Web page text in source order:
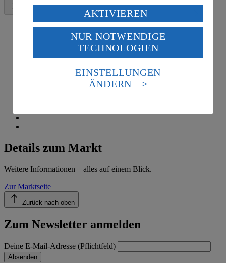
Details zum Markt
Weitere Informationen – alles auf einem Blick.
Zur Marktseite
Zurück nach oben
Zum Newsletter anmelden
Deine E-Mail-Adresse (Pflichtfeld)
Absenden
Verarbeitung deiner personenbezogenen Daten in den
USA durch Facebook und YouTube:
Wenn du auf „Aktivieren“ klickst, willigst du im Sinne
des Art. 49 Abs. 1 Satz 1 lit. a) DSGVO ein, dass deine
Daten in den USA verarbeitet werden. Der EuGH sieht
die USA als Land mit einem nach europäischen
Standards nicht angemessenen Datenschutzniveau an.
Es besteht das Risiko eines Zugriffs durch US-
Informationen zum Herausgeber der Seite findest du
AKTIVIEREN
NUR NOTWENDIGE
TECHNOLOGIEN
EINSTELLUNGEN
ÄNDERN